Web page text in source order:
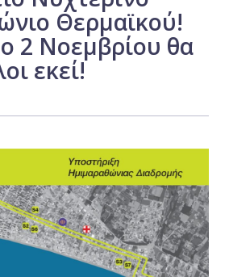
Θερμαϊκού!
2 Νοεμβρίου θα
εκεί!
Εργασία
Ελλάδα
Κόσμος
Οικονομία
Πολιτική
Αθλητικά
Αστυνομικό Δελτίο